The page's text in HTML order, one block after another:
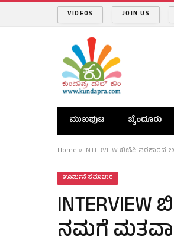
VIDEOS JOIN US
ಮುಖಪುಟ ಬೈಂದೂರು
Home » INTERVIEW ಬಿಜೆಪಿ
ಊರ್ಮನೆ ಸಮಾಚಾರ
ನಮಗೆ